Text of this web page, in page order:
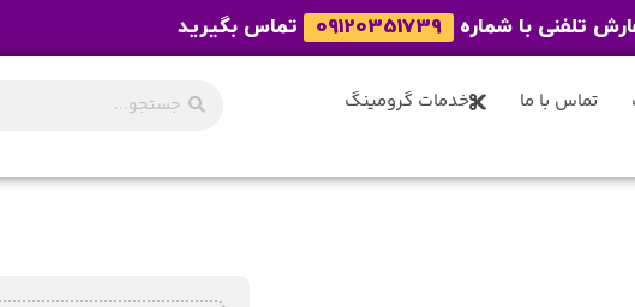
تلفنی با شماره 09120351739 تماس بگیرید
تماس با ما خدمات گرومینگ